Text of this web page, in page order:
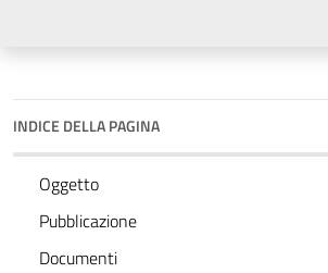
INDICE DELLA PAGINA
Oggetto
Pubblicazione
Documenti